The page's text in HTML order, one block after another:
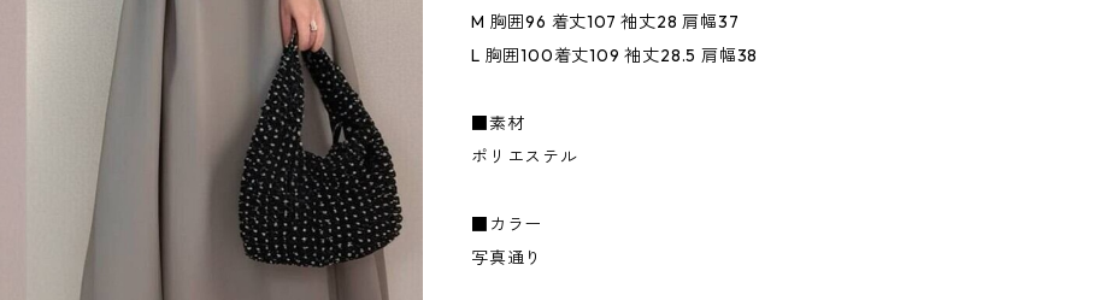
M 胸囲96 着丈107 袖丈28 肩幅37
L 胸囲100着丈109 袖丈28.5 肩幅38
■素材
ポリエステル
■カラー
写真通り